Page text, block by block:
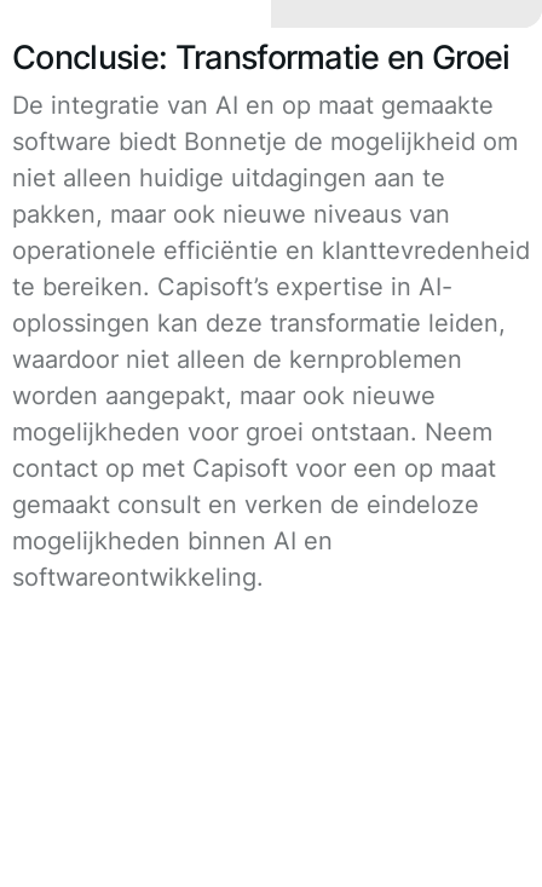
Conclusie: Transformatie en Groei
De integratie van AI en op maat gemaakte
software biedt Bonnetje de mogelijkheid om
niet alleen huidige uitdagingen aan te
pakken, maar ook nieuwe niveaus van
operationele efficiëntie en klanttevredenheid
te bereiken. Capisoft’s expertise in AI-
oplossingen kan deze transformatie leiden,
waardoor niet alleen de kernproblemen
worden aangepakt, maar ook nieuwe
mogelijkheden voor groei ontstaan. Neem
contact op met Capisoft voor een op maat
gemaakt consult en verken de eindeloze
mogelijkheden binnen AI en
softwareontwikkeling.